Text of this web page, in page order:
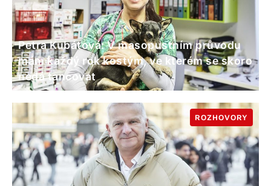
Petra Kubátová: V masopustním průvodu
mám každý rok kostým, ve kterém se skoro
nedá tancovat
ROZHOVORY